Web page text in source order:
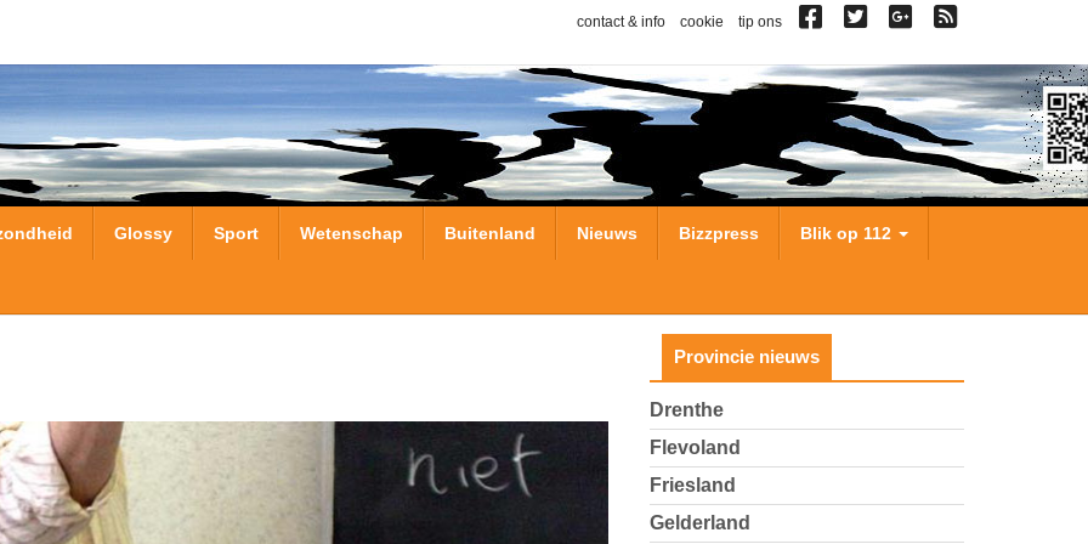
contact & info cookie tip ons
Glossy Sport Wetenschap Buitenland Nieuws Bizzpress Blik op 112
Provincie nieuws
Drenthe
Flevoland
Friesland
Gelderland